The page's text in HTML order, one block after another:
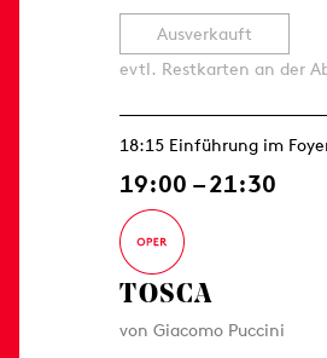
Ausverkauft
evtl. Restkarten an der
18:15 Einführung im
19:00 – 21:30
TOSCA
von Giacomo Puccini